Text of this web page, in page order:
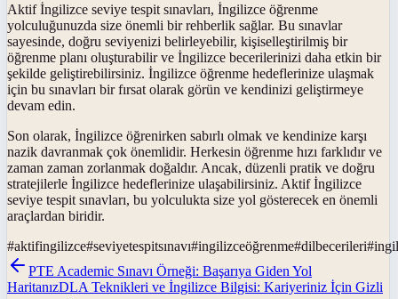
Aktif İngilizce seviye tespit sınavları, İngilizce öğrenme
yolculuğunuzda size önemli bir rehberlik sağlar. Bu sınavlar
sayesinde, doğru seviyenizi belirleyebilir, kişiselleştirilmiş bir
öğrenme planı oluşturabilir ve İngilizce becerilerinizi daha etkin bir
şekilde geliştirebilirsiniz. İngilizce öğrenme hedeflerinize ulaşmak
için bu sınavları bir fırsat olarak görün ve kendinizi geliştirmeye
devam edin.
Son olarak, İngilizce öğrenirken sabırlı olmak ve kendinize karşı
nazik davranmak çok önemlidir. Herkesin öğrenme hızı farklıdır ve
zaman zaman zorlanmak doğaldır. Ancak, düzenli pratik ve doğru
stratejilerle İngilizce hedeflerinize ulaşabilirsiniz. Aktif İngilizce
seviye tespit sınavları, bu yolculukta size yol gösterecek en önemli
araçlardan biridir.
#aktifingilizce#seviyetespitsınavı#ingilizceöğrenme#dilbecerileri#
PTE Academic Sınavı Örneği: Başarıya Giden Yol
HaritanızDLA Teknikleri ve İngilizce Bilgisi: Kariyeriniz İçin Gizli